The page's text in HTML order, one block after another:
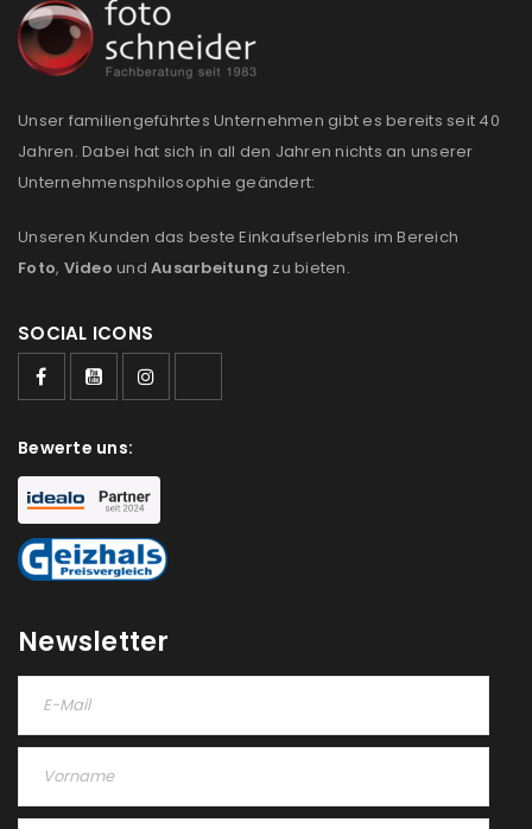
ANMELDEN
Passwort*
Anmeldeformular geschützt durch
ANMELDEN
PASSWORT VERGESSEN?
Unser familiengeführtes Unternehmen gibt es bereits seit 40
Jahren. Dabei hat sich in all den Jahren nichts an unserer
Unternehmensphilosophie geändert:
Unseren Kunden das beste Einkaufserlebnis im Bereich
Foto, Video und Ausarbeitung zu bieten.
SOCIAL ICONS
Bewerte uns:
Newsletter